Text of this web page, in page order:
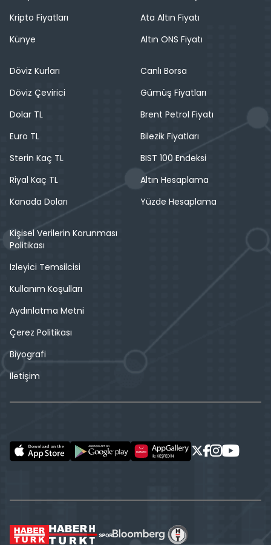
Kripto Fiyatları
Künye
Ata Altın Fiyatı
Altın ONS Fiyatı
Döviz Kurları
Döviz Çevirici
Dolar TL
Euro TL
Sterin Kaç TL
Riyal Kaç TL
Kanada Doları
Canlı Borsa
Gümüş Fiyatları
Brent Petrol Fiyatı
Bilezik Fiyatları
BIST 100 Endeksi
Altın Hesaplama
Yüzde Hesaplama
Kişisel Verilerin Korunması
Politikası
İzleyici Temsilcisi
Kullanım Koşulları
Aydınlatma Metni
Çerez Politikası
Biyografi
İletişim